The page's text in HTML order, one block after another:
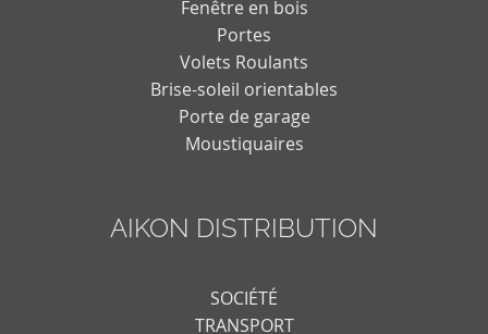
Fenêtre en bois
Portes
Volets Roulants
Brise-soleil orientables
Porte de garage
Moustiquaires
AIKON DISTRIBUTION
SOCIÉTÉ
TRANSPORT